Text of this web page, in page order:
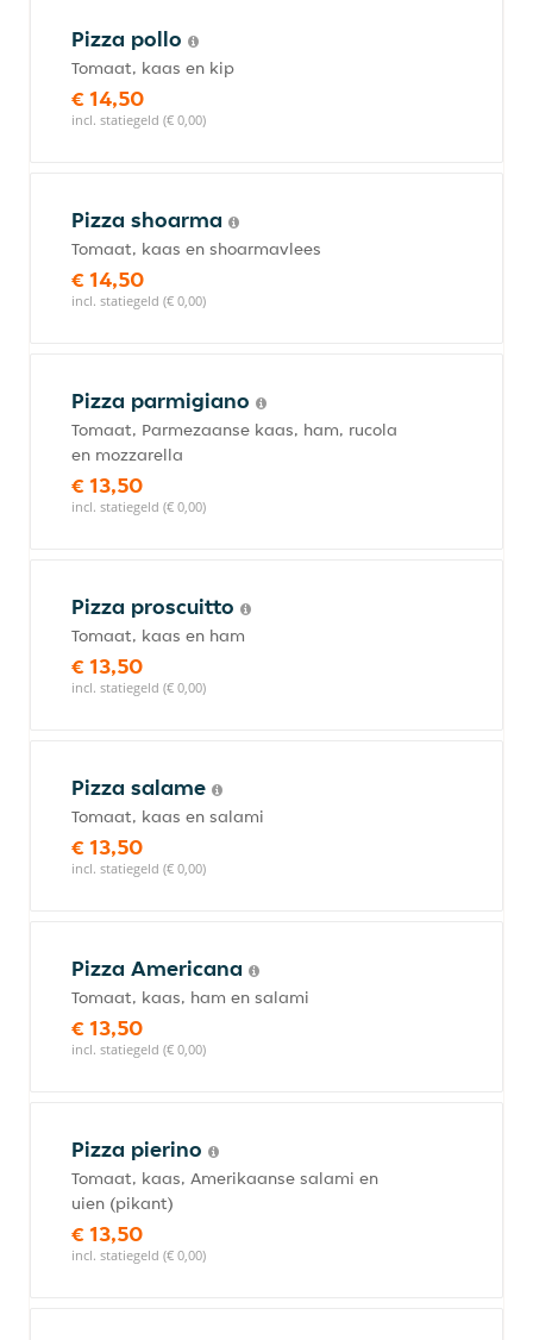
Pizza pollo
Tomaat, kaas en kip
€ 14,50
incl. statiegeld (€ 0,00)
Pizza shoarma
Tomaat, kaas en shoarmavlees
€ 14,50
incl. statiegeld (€ 0,00)
Pizza parmigiano
Tomaat, Parmezaanse kaas, ham, rucola
en mozzarella
€ 13,50
incl. statiegeld (€ 0,00)
Pizza proscuitto
Tomaat, kaas en ham
€ 13,50
incl. statiegeld (€ 0,00)
Pizza salame
Tomaat, kaas en salami
€ 13,50
incl. statiegeld (€ 0,00)
Pizza Americana
Tomaat, kaas, ham en salami
€ 13,50
incl. statiegeld (€ 0,00)
Pizza pierino
Tomaat, kaas, Amerikaanse salami en
uien (pikant)
€ 13,50
incl. statiegeld (€ 0,00)